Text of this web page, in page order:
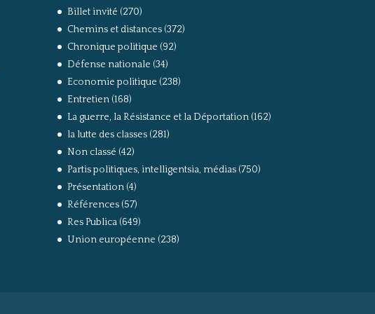
Billet invité (270)
Chemins et distances(372)
Chronique politique (92)
Défense nationale (34)
Economie politique (238)
Entretien(168)
La guerre, la Résistance et la Déportation(162)
la lutte des classes(281)
Non classé (42)
Partis politiques, intelligentsia, médias(750)
Présentation(4)
Références(57)
Res Publica(649)
Union européenne (238)